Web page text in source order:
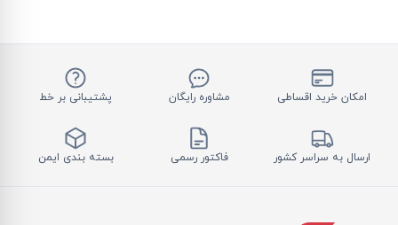
امکان خرید اقساطی مشاوره رایگان پشتیبانی بر خط
ارسال به سراسر کشور فاکتور رسمی بسته بندی ایمن